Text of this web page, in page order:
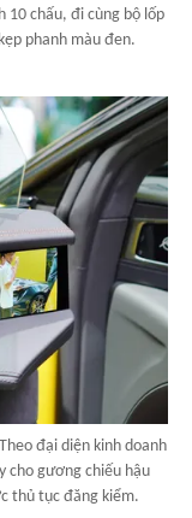
10 chấu, đi cùng bộ lốp
phanh màu đen.
đại diện kinh doanh
cho gương chiếu hậu
thủ tục đăng kiểm.